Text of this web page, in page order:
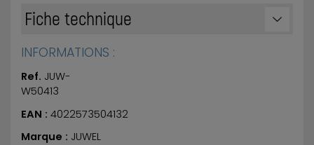
Fiche technique
INFORMATIONS :
Ref. JUW-
W50413
EAN : 4022573504132
Marque : JUWEL